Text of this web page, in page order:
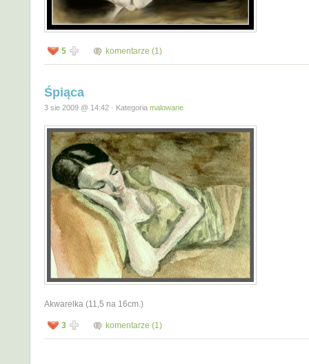
5 komentarze (1)
Śpiąca
3 sie 2009 @ 14:42 · Kategoria malowane
Akwarelka (11,5 na 16cm.)
3 komentarze (1)